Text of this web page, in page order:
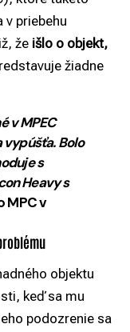
priebehu
že išlo o objekt,
žiadne
v MPEC
vypúšťa. Bolo
s
Heavy s
MPC v
objektu
keď sa mu
podozrenie sa